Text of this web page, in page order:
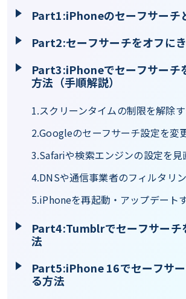
Part1:iPhoneのセーフサーチ
Part2:セーフサーチをオフに
Part3:iPhoneでセーフサーチ
方法（手順解説）
1.スクリーンタイムの制限を解除
2.Googleのセーフサーチ設定を変
3.Safariや検索エンジンの設定を見
4.DNSや通信事業者のフィルタリ
5.iPhoneを再起動・アップデート
Part4:Tumblrでセーフサーチ
法
Part5:iPhone 16でセーフサ
る方法